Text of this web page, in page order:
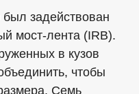
задействован
мост-лента (IRB).
в кузов
чтобы
Семь